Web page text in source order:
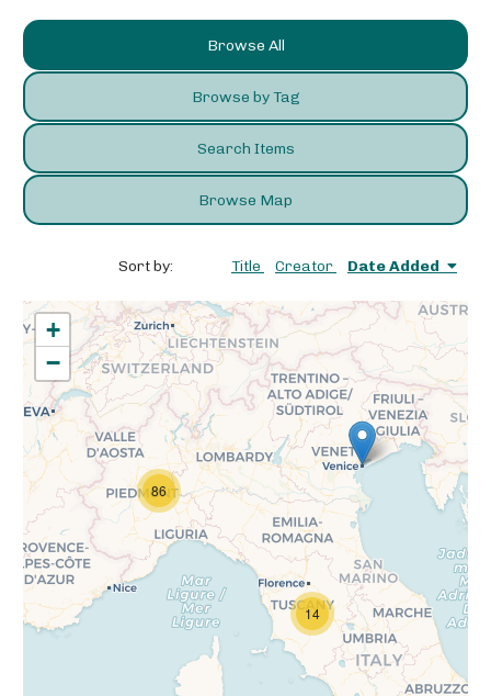
Browse All
Browse by Tag
Search Items
Browse Map
Sort by: Title Creator Date Added
14
86
+
−